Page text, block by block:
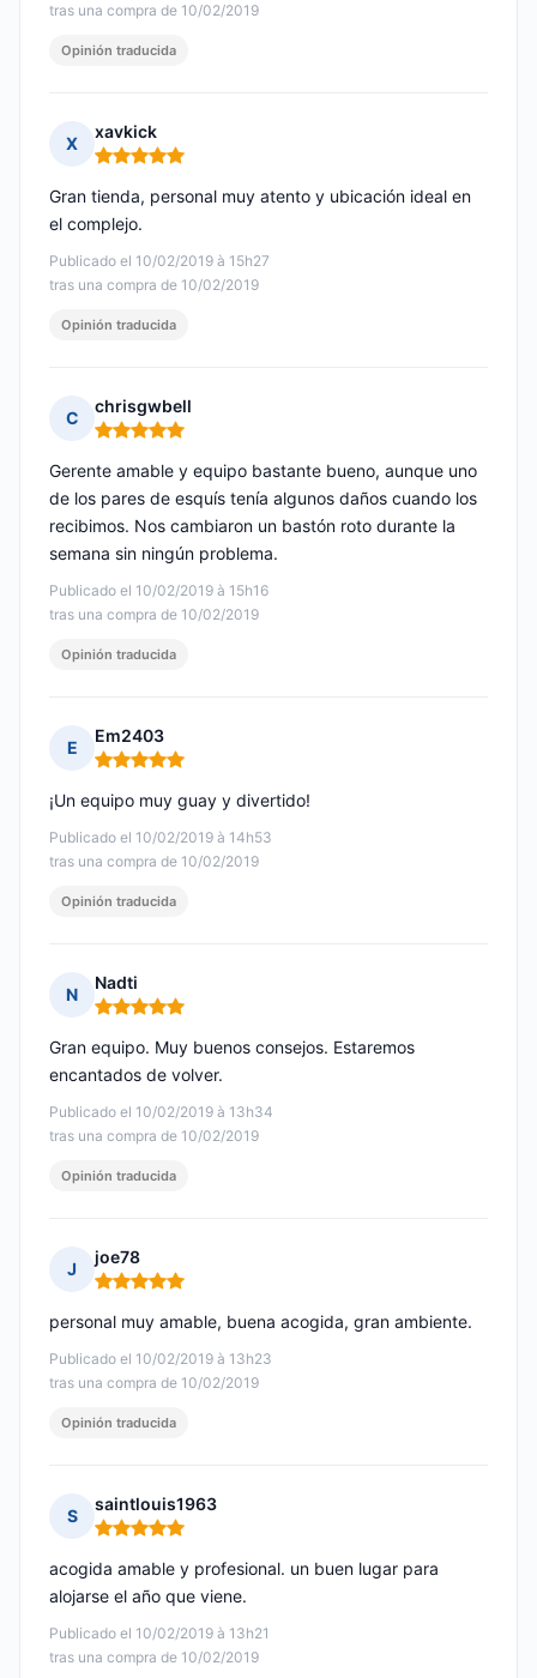
tras una compra de 10/02/2019
Opinión traducida
X
xavkick
Nota: 5 de 5
Publicado el 10/02/2019 à 15h27
tras una compra de 10/02/2019
Gran tienda, personal muy atento y ubicación ideal en
el complejo.
Opinión traducida
C
chrisgwbell
Nota: 5 de 5
Publicado el 10/02/2019 à 15h16
tras una compra de 10/02/2019
Gerente amable y equipo bastante bueno, aunque uno
de los pares de esquís tenía algunos daños cuando los
recibimos. Nos cambiaron un bastón roto durante la
semana sin ningún problema.
Opinión traducida
E
Em2403
Nota: 5 de 5
Publicado el 10/02/2019 à 14h53
tras una compra de 10/02/2019
¡Un equipo muy guay y divertido!
Opinión traducida
N
Nadti
Nota: 5 de 5
Publicado el 10/02/2019 à 13h34
tras una compra de 10/02/2019
Gran equipo. Muy buenos consejos. Estaremos
encantados de volver.
Opinión traducida
J
joe78
Nota: 5 de 5
Publicado el 10/02/2019 à 13h23
tras una compra de 10/02/2019
personal muy amable, buena acogida, gran ambiente.
Opinión traducida
S
saintlouis1963
Nota: 5 de 5
Publicado el 10/02/2019 à 13h21
tras una compra de 10/02/2019
acogida amable y profesional. un buen lugar para
alojarse el año que viene.